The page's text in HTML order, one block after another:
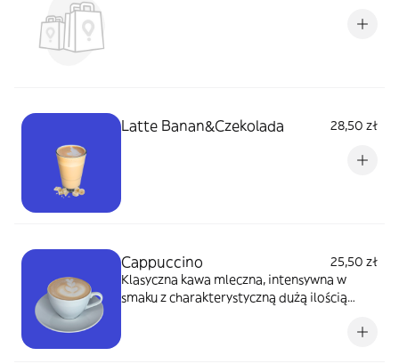
Latte Banan&Czekolada 28,50 zł
Cappuccino
25,50 zł
Klasyczna kawa mleczna, intensywna w
smaku z charakterystyczną dużą ilością